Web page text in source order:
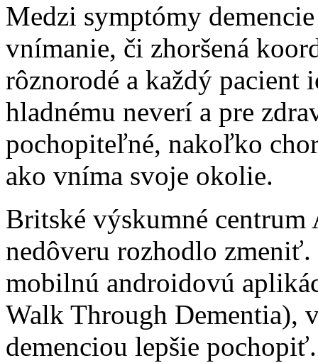
Medzi symptómy
vnímanie, či zhoršená
rôznorodé a každý pacient
hladnému neverí a pre
pochopiteľné, nakoľko
ako vníma svoje okolie.
Britské výskumné centrum
nedôveru rozhodlo
mobilnú androidovú
Walk Through Dementia),
demenciou lepšie pochopiť.